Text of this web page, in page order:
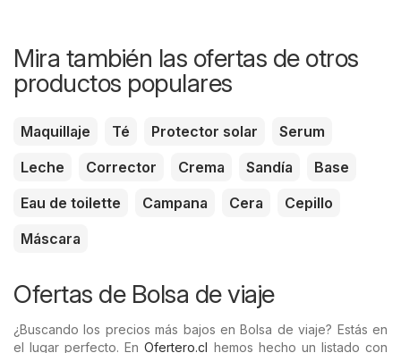
Mira también las ofertas de otros
productos populares
Maquillaje Té Protector solar
Serum
Leche
Corrector Crema Sandía
Base
Eau de toilette
Campana Cera
Cepillo
Máscara
Ofertas de Bolsa de viaje
¿Buscando los precios más bajos en Bolsa de viaje? Estás en
el lugar perfecto. EnOfertero.cl hemos hecho un listado con